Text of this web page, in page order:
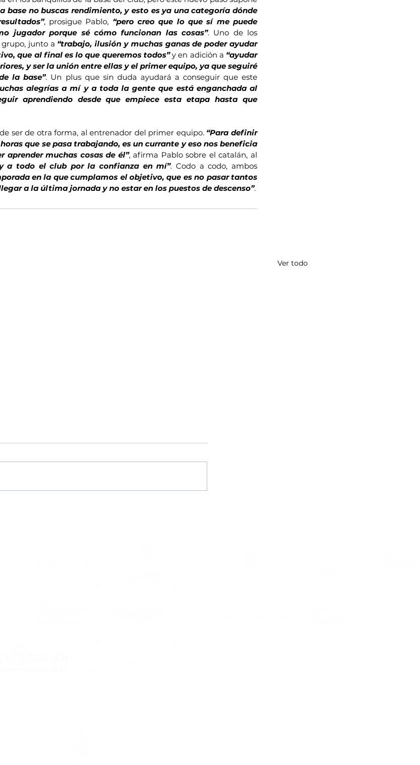
base no buscas rendimiento, y esto es ya una categoría dónde
, prosigue Pablo, “pero creo que lo que sí me puede
jugador porque sé cómo funcionan las cosas”. Uno de los
junto a “trabajo, ilusión y muchas ganas de poder ayudar
que al final es lo que queremos todos” y en adición a “ayudar
y ser la unión entre ellas y el primer equipo, ya que seguiré
la base”. Un plus que sin duda ayudará a conseguir que este
alegrías a mí y a toda la gente que está enganchada al
aprendiendo desde que empiece esta etapa hasta que
ser de otra forma, al entrenador del primer equipo. “Para definir
que se pasa trabajando, es un currante y eso nos beneficia
aprender muchas cosas de él”, afirma Pablo sobre el catalán, al
a todo el club por la confianza en mí”. Codo a codo, ambos
en la que cumplamos el objetivo, que es no pasar tantos
a la última jornada y no estar en los puestos de descenso”.
Ver todo